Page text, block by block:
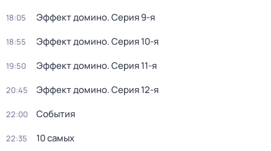
18:05 Эффект домино. Серия 9-я
18:55 Эффект домино. Серия 10-я
19:50 Эффект домино. Серия 11-я
20:45 Эффект домино. Серия 12-я
22:00 События
22:35 10 самых